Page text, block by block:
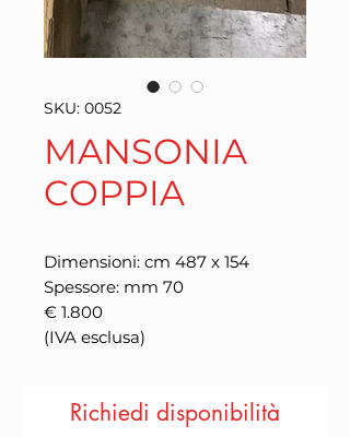
SKU: 0052
MANSONIA
COPPIA
Dimensioni: cm 487 x 154
Spessore: mm 70
€ 1.800
(IVA esclusa)
Richiedi disponibilità